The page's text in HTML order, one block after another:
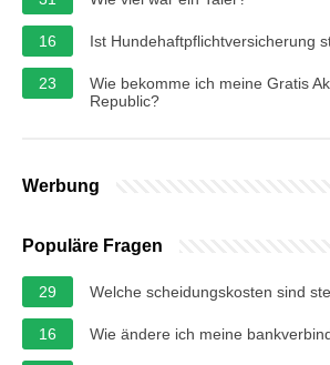
16 Ist Hundehaftpflichtversicherung
23
Wie bekomme ich meine Gratis
Republic?
Werbung
Populäre Fragen
29 Welche scheidungskosten sind
16 Wie ändere ich meine